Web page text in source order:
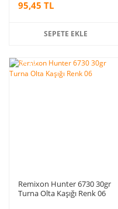
95,45 TL
SEPETE EKLE
%10
Remixon Hunter 6730 30gr
Turna Olta Kaşığı Renk 06